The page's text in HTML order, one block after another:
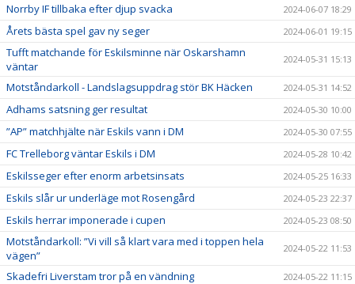
Norrby IF tillbaka efter djup svacka 2024-06-07 18:29
Årets bästa spel gav ny seger 2024-06-01 19:15
Tufft matchande för Eskilsminne när Oskarshamn
väntar
2024-05-31 15:13
Motståndarkoll - Landslagsuppdrag stör BK Häcken 2024-05-31 14:52
Adhams satsning ger resultat 2024-05-30 10:00
”AP” matchhjälte när Eskils vann i DM 2024-05-30 07:55
FC Trelleborg väntar Eskils i DM 2024-05-28 10:42
Eskilsseger efter enorm arbetsinsats 2024-05-25 16:33
Eskils slår ur underläge mot Rosengård 2024-05-23 22:37
Eskils herrar imponerade i cupen 2024-05-23 08:50
Motståndarkoll: ”Vi vill så klart vara med i toppen hela
vägen”
2024-05-22 11:53
Skadefri Liverstam tror på en vändning 2024-05-22 11:15